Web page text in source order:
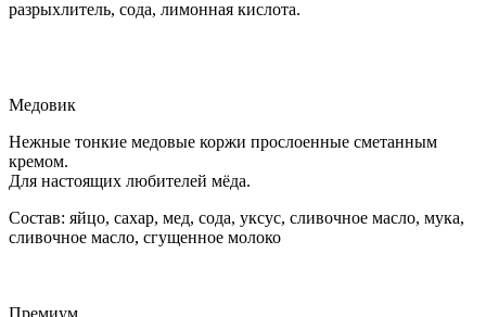
разрыхлитель, сода, лимонная кислота.
Медовик
Нежные тонкие медовые коржи прослоенные сметанным
кремом.
Для настоящих любителей мёда.
Состав: яйцо, сахар, мед, сода, уксус, сливочное масло, мука,
сливочное масло, сгущенное молоко
Премиум